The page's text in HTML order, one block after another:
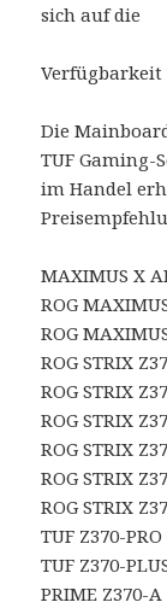
sich auf die
Verfügbarkeit
Die
TUF Gaming-
im Handel
MAXIMUS X
ROG
ROG
ROG STRIX
ROG STRIX
ROG STRIX
ROG STRIX
ROG STRIX
ROG STRIX
TUF Z370-
TUF Z370-
PRIME Z370-A